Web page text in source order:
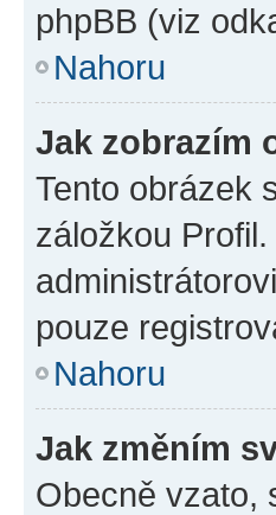
phpBB (viz
Nahoru
Jak zobrazím
Tento obrázek
záložkou
pouze
Nahoru
Jak změním
Obecně vzato,